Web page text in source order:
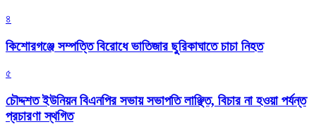
৪
কিশোরগঞ্জে সম্পত্তি বিরোধে ভাতিজার ছুরিকাঘাতে চাচা নিহত
৫
চৌদ্দশত ইউনিয়ন বিএনপির সভায় সভাপতি লাঞ্ছিত, বিচার না হওয়া পর্যন্ত
প্রচারণা স্থগিত